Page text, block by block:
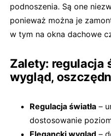
podnoszenia. Są one
ponieważ można je
w tym na okna dachowe
Zalety: regulacja
wygląd,
Regulacja światła –
dostosowanie